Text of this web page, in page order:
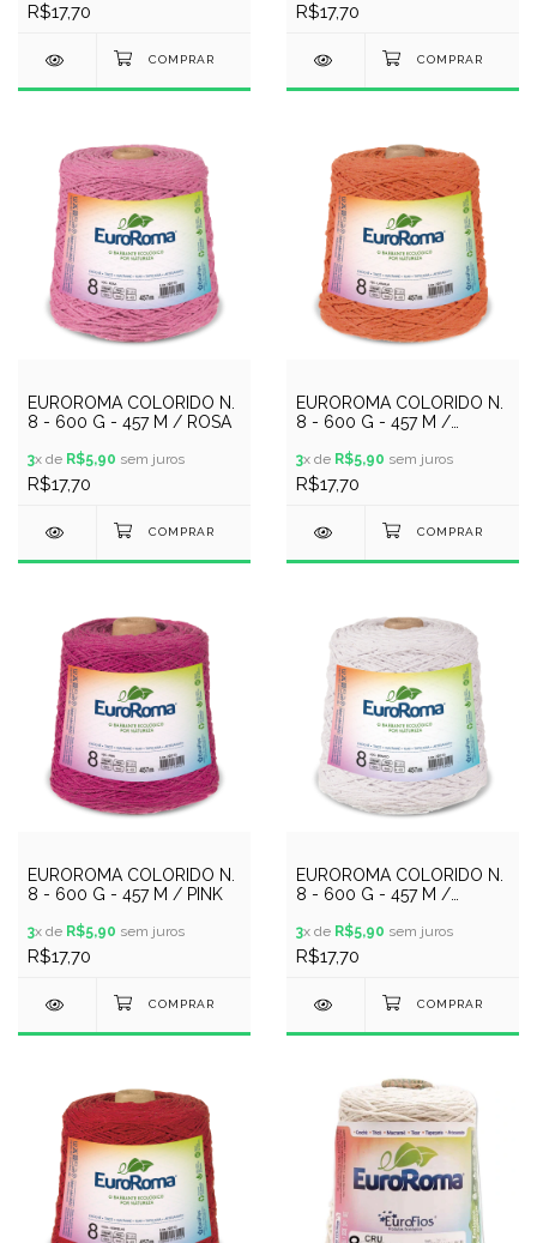
R$17,70 R$17,70
EUROROMA COLORIDO N.
8 - 600 G - 457 M / ROSA
3x de R$5,90 sem juros
R$17,70
EUROROMA COLORIDO N.
8 - 600 G - 457 M /
3x de R$5,90 sem juros
R$17,70
EUROROMA COLORIDO N.
8 - 600 G - 457 M / PINK
3x de R$5,90 sem juros
R$17,70
EUROROMA COLORIDO N.
8 - 600 G - 457 M /
3x de R$5,90 sem juros
R$17,70